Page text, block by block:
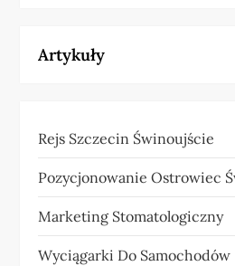
Artykuły
Rejs Szczecin Świnoujście
Pozycjonowanie Ostrowiec
Marketing Stomatologiczny
Wyciągarki Do Samochodów